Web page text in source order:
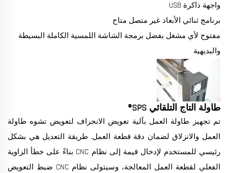
واجهة ذاكرة USB
برنامج ثنائي الأبعاد غير متصل متاح
مفتوح لأي مشغل بفضل برمجة الشاشة اللمسية الكاملة البسيطة
والبديهية
طاولة التاج التلقائي SPS®
تم تجهيز طاولة العمل بآلية تعويض الانحراف لتعويض تشوه طاولة
العمل والانزلاق لضمان دقة قطعة العمل. طريقة التعديل هي بشكل
رئيسي للمستخدم لإدخال قيمة إلى نظام CNC بناءً على خطأ الزاوية
الفعلي لقطعة العمل المعالجة، وسيتولى نظام CNC ضبط التعويض